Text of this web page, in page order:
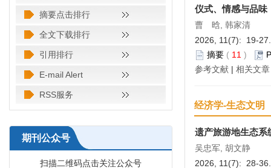
摘要点击排行
全文下载排行
引用排行
E-mail Alert
RSS服务
期刊公众号
扫描二维码点击关注公众号
仪式、情感与品味
曹 晗, 韩家清
2026, 11(7): 19-
摘要 ( 11 )
参考文献 | 相关文章
经济学-生态文明
遗产旅游地生态系
吴忠军, 胡文静
2026, 11(7): 28-